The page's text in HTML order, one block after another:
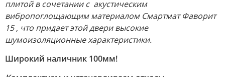
плитой в сочетании с акустическим
вибропоглощающим материалом Смартмат Фаворит
15 , что придает этой двери высокие
шумоизоляционные характеристики.
Широкий наличник 100мм!